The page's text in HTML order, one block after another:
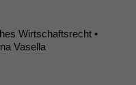
Wirtschaftsrecht •
Vasella